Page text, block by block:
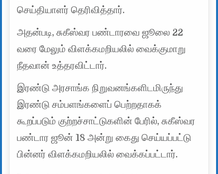
செய்தியாளர் தெரிவித்தார்.
அதன்படி, சுகீஸ்வர பண்டாரவை ஜூலை 22
வரை மேலும் விளக்கமறியலில் வைக்குமாறு
நீதவான் உத்தரவிட்டார்.
இரண்டு அரசாங்க நிறுவனங்களிடமிருந்து
இரண்டு சம்பளங்களைப் பெற்றதாகக்
கூறப்படும் குற்றச்சாட்டுகளின் பேரில், சுகீஸ்வர
பண்டார ஜூன் 18 அன்று கைது செய்யப்பட்டு
பின்னர் விளக்கமறியலில் வைக்கப்பட்டார்.